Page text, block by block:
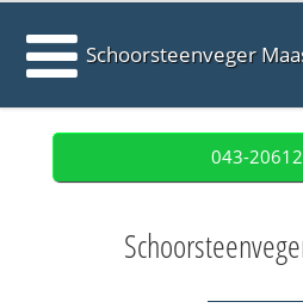
Schoorsteenveger
043-